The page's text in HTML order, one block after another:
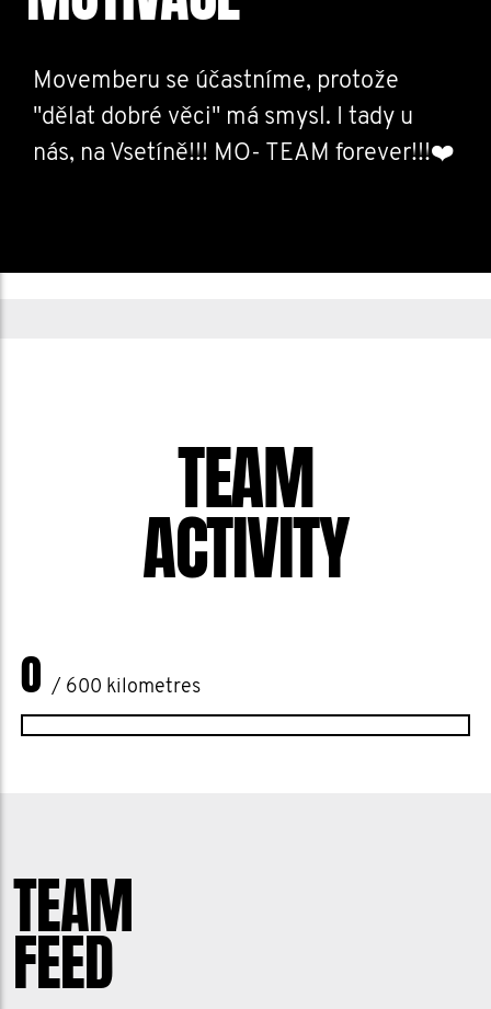
Movemberu se účastníme, protože
"dělat dobré věci" má smysl. I tady u
nás, na Vsetíně!!! MO- TEAM forever!!!❤️
TEAM
ACTIVITY
0 / 600 kilometres
TEAM
FEED